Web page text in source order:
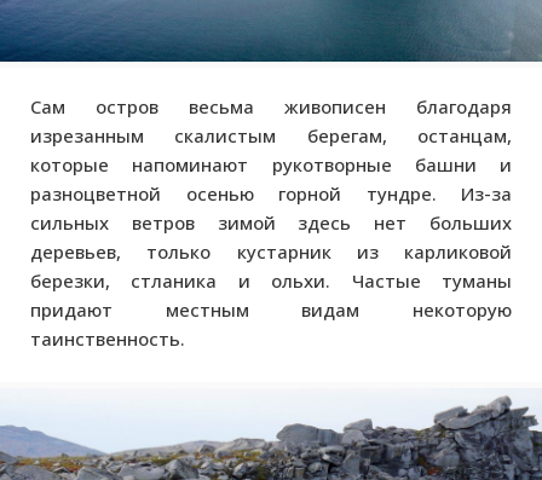
Сам остров весьма живописен благодаря
изрезанным скалистым берегам, останцам,
которые напоминают рукотворные башни и
разноцветной осенью горной тундре. Из-за
сильных ветров зимой здесь нет больших
деревьев, только кустарник из карликовой
березки, стланика и ольхи. Частые туманы
придают местным видам некоторую
таинственность.